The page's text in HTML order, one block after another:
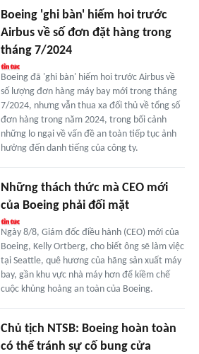
Boeing 'ghi bàn' hiếm hoi trước
Airbus về số đơn đặt hàng trong
tháng 7/2024
Boeing đã 'ghi bàn' hiếm hoi trước Airbus về
số lượng đơn hàng máy bay mới trong tháng
7/2024, nhưng vẫn thua xa đối thủ về tổng số
đơn hàng trong năm 2024, trong bối cảnh
những lo ngại về vấn đề an toàn tiếp tục ảnh
hưởng đến danh tiếng của công ty.
Những thách thức mà CEO mới
của Boeing phải đối mặt
Ngày 8/8, Giám đốc điều hành (CEO) mới của
Boeing, Kelly Ortberg, cho biết ông sẽ làm việc
tại Seattle, quê hương của hãng sản xuất máy
bay, gần khu vực nhà máy hơn để kiềm chế
cuộc khủng hoảng an toàn của Boeing.
Chủ tịch NTSB: Boeing hoàn toàn
có thể tránh sự cố bung cửa